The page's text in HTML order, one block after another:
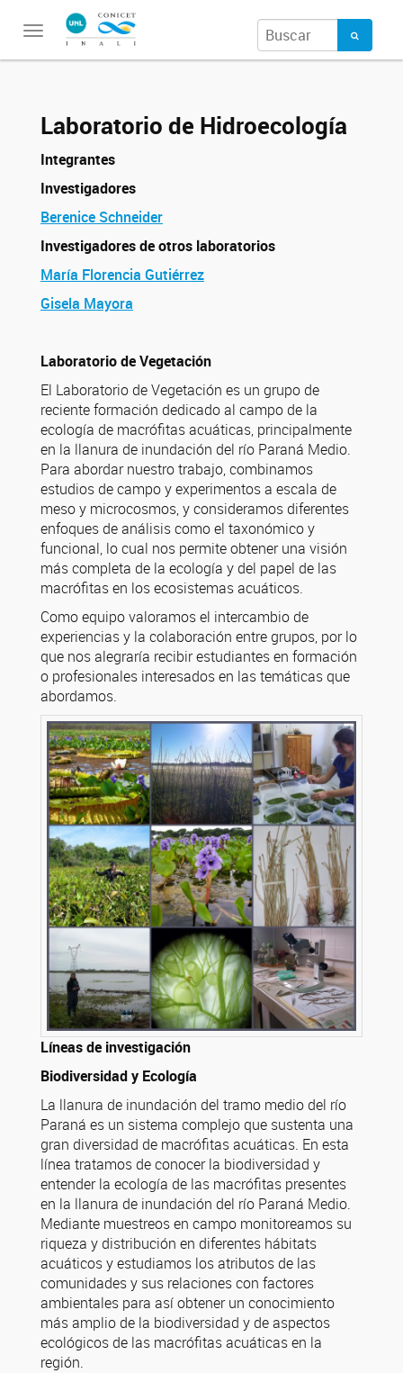
Toggle
Laboratorio de Hidroecología
Integrantes
Investigadores
Berenice Schneider
Investigadores de otros laboratorios
María Florencia Gutiérrez
Gisela Mayora
Laboratorio de Vegetación
El Laboratorio de Vegetación es un grupo de
reciente formación dedicado al campo de la
ecología de macrófitas acuáticas, principalmente
en la llanura de inundación del río Paraná Medio.
Para abordar nuestro trabajo, combinamos
estudios de campo y experimentos a escala de
meso y microcosmos, y consideramos diferentes
enfoques de análisis como el taxonómico y
funcional, lo cual nos permite obtener una visión
más completa de la ecología y del papel de las
macrófitas en los ecosistemas acuáticos.
Como equipo valoramos el intercambio de
experiencias y la colaboración entre grupos, por lo
que nos alegraría recibir estudiantes en formación
o profesionales interesados en las temáticas que
abordamos.
Líneas de investigación
Biodiversidad y Ecología
La llanura de inundación del tramo medio del río
Paraná es un sistema complejo que sustenta una
gran diversidad de macrófitas acuáticas. En esta
línea tratamos de conocer la biodiversidad y
entender la ecología de las macrófitas presentes
en la llanura de inundación del río Paraná Medio.
Mediante muestreos en campo monitoreamos su
riqueza y distribución en diferentes hábitats
acuáticos y estudiamos los atributos de las
comunidades y sus relaciones con factores
ambientales para así obtener un conocimiento
más amplio de la biodiversidad y de aspectos
ecológicos de las macrófitas acuáticas en la
región.